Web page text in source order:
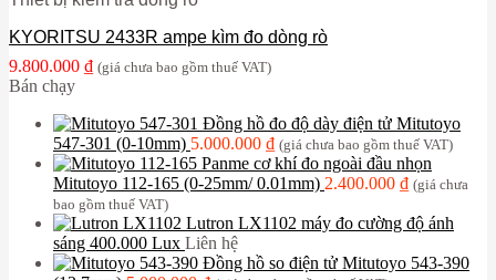
KYORITSU 2433R ampe kìm đo dòng rò
9.800.000 ₫ (giá chưa bao gồm thuế VAT)
Bán chạy
Đồng hồ đo độ dày điện tử Mitutoyo
547-301 (0-10mm) 5.000.000 ₫ (giá chưa bao gồm thuế VAT)
Panme cơ khí đo ngoài đầu nhọn
Mitutoyo 112-165 (0-25mm/ 0.01mm) 2.400.000 ₫ (giá chưa
bao gồm thuế VAT)
Lutron LX1102 máy đo cường độ ánh
sáng 400.000 Lux Liên hệ
Đồng hồ so điện tử Mitutoyo 543-390